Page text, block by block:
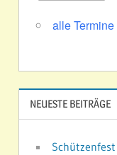
alle Termine
NEUESTE BEITRÄGE